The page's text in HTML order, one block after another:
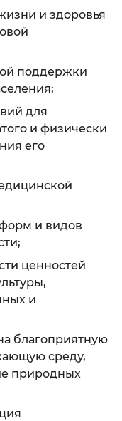
и здоровья
поддержки
для
и физически
его
и видов
ценностей
и
благоприятную
среду,
природных